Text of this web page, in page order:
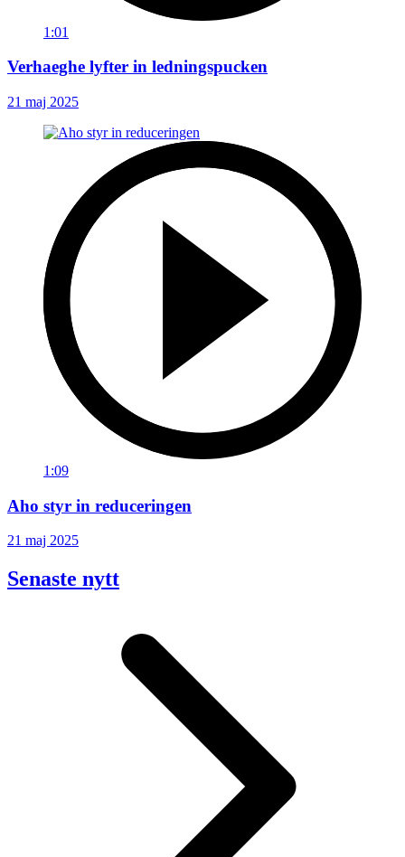
1:01
Verhaeghe lyfter in ledningspucken
21 maj 2025
1:09
Aho styr in reduceringen
21 maj 2025
Senaste nytt